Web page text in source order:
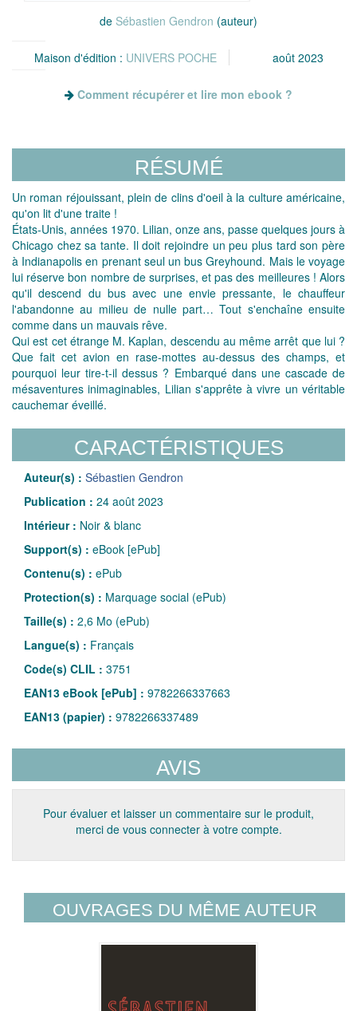
de Sébastien Gendron (auteur)
Maison d'édition : UNIVERS POCHE août 2023
Comment récupérer et lire mon ebook ?
RÉSUMÉ
Un roman réjouissant, plein de clins d'oeil à la culture américaine,
qu'on lit d'une traite !
États-Unis, années 1970. Lilian, onze ans, passe quelques jours à
Chicago chez sa tante. Il doit rejoindre un peu plus tard son père
à Indianapolis en prenant seul un bus Greyhound. Mais le voyage
lui réserve bon nombre de surprises, et pas des meilleures ! Alors
qu'il descend du bus avec une envie pressante, le chauffeur
l'abandonne au milieu de nulle part… Tout s'enchaîne ensuite
comme dans un mauvais rêve.
Qui est cet étrange M. Kaplan, descendu au même arrêt que lui ?
Que fait cet avion en rase-mottes au-dessus des champs, et
pourquoi leur tire-t-il dessus ? Embarqué dans une cascade de
mésaventures inimaginables, Lilian s'apprête à vivre un véritable
cauchemar éveillé.
CARACTÉRISTIQUES
Auteur(s) : Sébastien Gendron
Publication : 24 août 2023
Intérieur : Noir & blanc
Support(s) : eBook [ePub]
Contenu(s) : ePub
Protection(s) : Marquage social (ePub)
Taille(s) : 2,6 Mo (ePub)
Langue(s) : Français
Code(s) CLIL : 3751
EAN13 eBook [ePub] : 9782266337663
EAN13 (papier) : 9782266337489
AVIS
Pour évaluer et laisser un commentaire sur le produit,
merci de vous connecter à votre compte.
OUVRAGES DU MÊME AUTEUR